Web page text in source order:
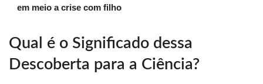
em meio a crise com filho
Qual é o Significado dessa
Descoberta para a Ciência?